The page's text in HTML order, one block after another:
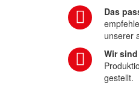
Das
unserer
Wir
gestellt.